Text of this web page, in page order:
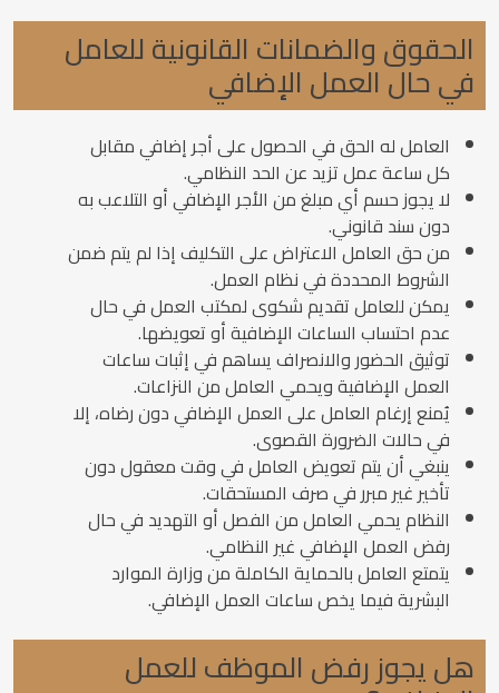
الحقوق والضمانات القانونية للعامل
في حال العمل الإضافي
العامل له الحق في الحصول على أجر إضافي مقابل
كل ساعة عمل تزيد عن الحد النظامي.
لا يجوز حسم أي مبلغ من الأجر الإضافي أو التلاعب به
دون سند قانوني.
من حق العامل الاعتراض على التكليف إذا لم يتم ضمن
الشروط المحددة في نظام العمل.
يمكن للعامل تقديم شكوى لمكتب العمل في حال
عدم احتساب الساعات الإضافية أو تعويضها.
توثيق الحضور والانصراف يساهم في إثبات ساعات
العمل الإضافية ويحمي العامل من النزاعات.
يُمنع إرغام العامل على العمل الإضافي دون رضاه، إلا
في حالات الضرورة القصوى.
ينبغي أن يتم تعويض العامل في وقت معقول دون
تأخير غير مبرر في صرف المستحقات.
النظام يحمي العامل من الفصل أو التهديد في حال
رفض العمل الإضافي غير النظامي.
يتمتع العامل بالحماية الكاملة من وزارة الموارد
البشرية فيما يخص ساعات العمل الإضافي.
هل يجوز رفض الموظف للعمل